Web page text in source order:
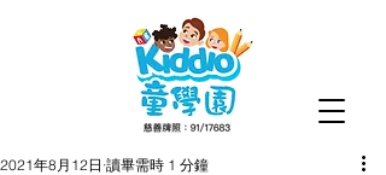
2021年8月12日 讀畢需時 1 分鐘